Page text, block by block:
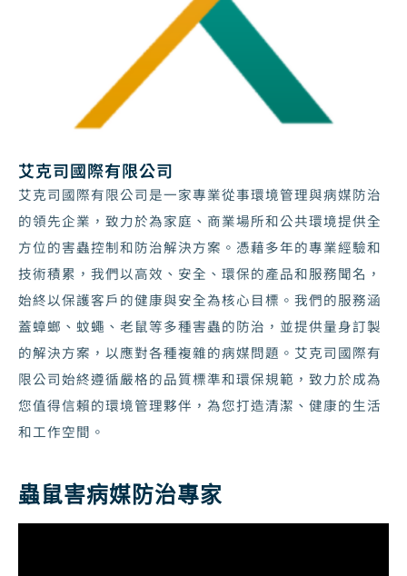
艾克司國際有限公司
艾克司國際有限公司是一家專業從事環境管理與病媒防治
的領先企業，致力於為家庭、商業場所和公共環境提供全
方位的害蟲控制和防治解決方案。憑藉多年的專業經驗和
技術積累，我們以高效、安全、環保的產品和服務聞名，
始終以保護客戶的健康與安全為核心目標。我們的服務涵
蓋蟑螂、蚊蠅、老鼠等多種害蟲的防治，並提供量身訂製
的解決方案，以應對各種複雜的病媒問題。艾克司國際有
限公司始終遵循嚴格的品質標準和環保規範，致力於成為
您值得信賴的環境管理夥伴，為您打造清潔、健康的生活
和工作空間。
蟲鼠害病媒防治專家